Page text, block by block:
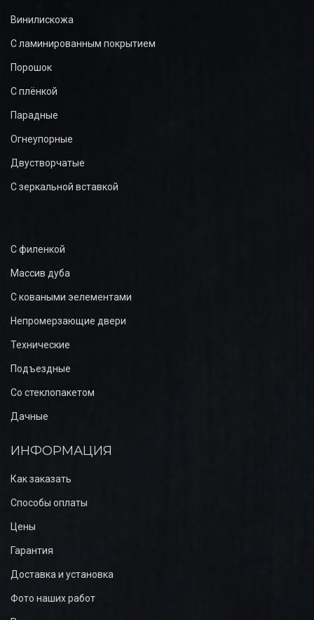
Винилискожа
С ламинированным покрытием
Порошок
С плёнкой
Парадные
Огнеупорные
Двустворчатые
С зеркальной вставкой
С филенкой
Массив дуба
С коваными эелементами
Непромерзающие двери
Технические
Подъездные
Со стеклопакетом
Дачные
ИНФОРМАЦИЯ
Как заказать
Способы оплаты
Цены
Гарантия
Доставка и установка
Фото наших работ